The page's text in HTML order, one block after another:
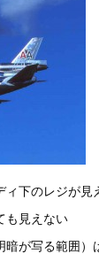
下のレジが見
も見えない
暗が写る範囲